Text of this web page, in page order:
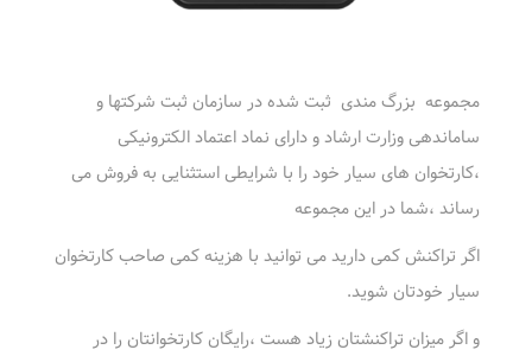
مجموعه بزرگ مندی ثبت شده در سازمان ثبت شرکتها و
ساماندهی وزارت ارشاد و دارای نماد اعتماد الکترونیکی
،کارتخوان های سیار خود را با شرایطی استثنایی به فروش می
رساند ،شما در این مجموعه
اگر تراکنش کمی دارید می توانید با هزینه کمی صاحب کارتخوان
سیار خودتان شوید.
و اگر میزان تراکنشتان زیاد هست ،رایگان کارتخوانتان را در